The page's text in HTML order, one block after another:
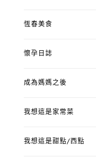
恆春美食
懷孕日誌
成為媽媽之後
我想這是家常菜
我想這是甜點/西點